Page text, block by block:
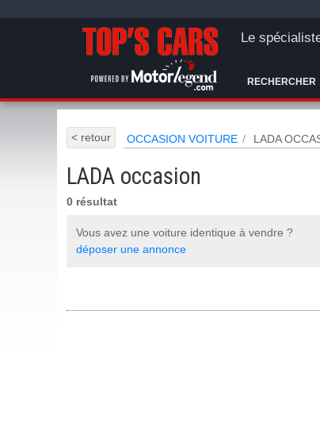
Le
RECHERCHER
< retour OCCASION VOITURE LADA
LADA occasion
0 résultat
Vous avez une voiture identique à vendre ?
déposer une annonce